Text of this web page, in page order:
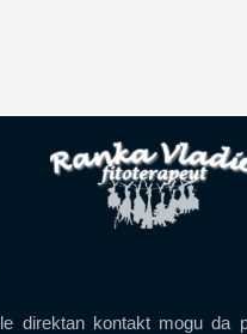
direktan kontakt mogu da